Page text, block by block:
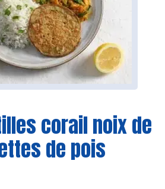
corail noix de
de pois